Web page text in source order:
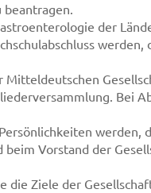
der
Bei
Vorstand der
Ziele der